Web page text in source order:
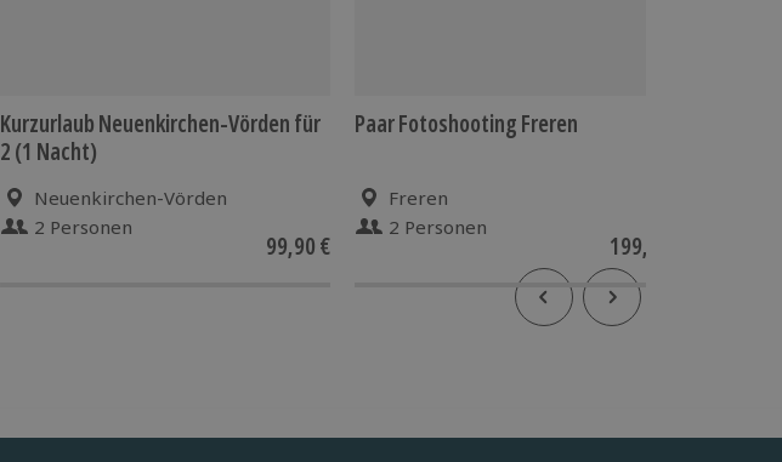
Kurzurlaub Neuenkirchen-Vörden für
2 (1 Nacht)
Neuenkirchen-Vörden
2 Personen
99,90 €
Paar Fotoshooting Freren
Freren
2 Personen
199,90 €